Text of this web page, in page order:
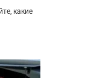
какие